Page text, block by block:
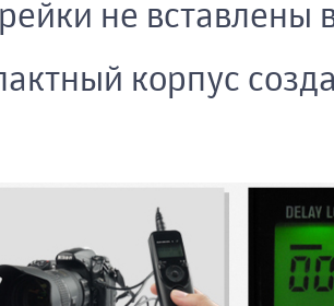
не вставлены
корпус